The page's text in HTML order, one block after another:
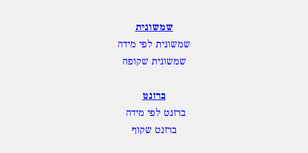
שמשונית
שמשונית לפי מידה
שמשונית שקופה
ברזנט
ברזנט לפי מידה
ברזנט שקוף